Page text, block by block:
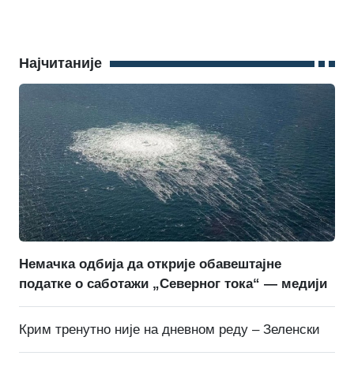
Најчитаније
Немачка одбија да открије обавештајне
податке о саботажи „Северног тока“ — медији
Крим тренутно није на дневном реду – Зеленски